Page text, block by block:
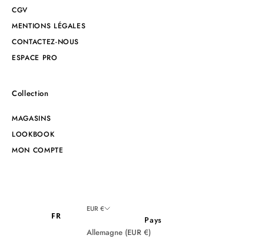
CGV
MENTIONS LÉGALES
CONTACTEZ-NOUS
ESPACE PRO
Collection
MAGASINS
LOOKBOOK
MON COMPTE
FR
EUR €
Pays
Allemagne (EUR €)